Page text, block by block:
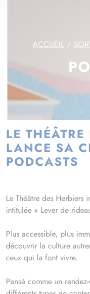
ACCUEIL
LE
LANCE SA
PODCASTS
Le Théâtre des Herbiers
intitulée « Lever de
Plus accessible, plus
découvrir la culture
ceux qui la font vivre.
Pensé comme un